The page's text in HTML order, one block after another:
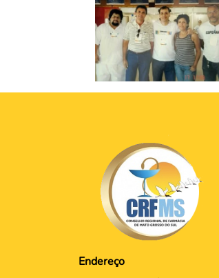
Endereço